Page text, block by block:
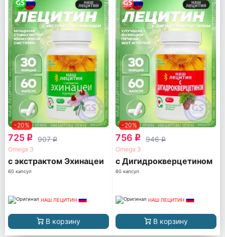
-20%
725 q 907q
Omega 3
с экстрактом Эхинацеи
60 капсул
НАШ ЛЕЦИТИН
В корзину
-20%
756 q 946q
Omega 3
с Дигидрокверцетином
60 капсул
НАШ ЛЕЦИТИН
В корзину